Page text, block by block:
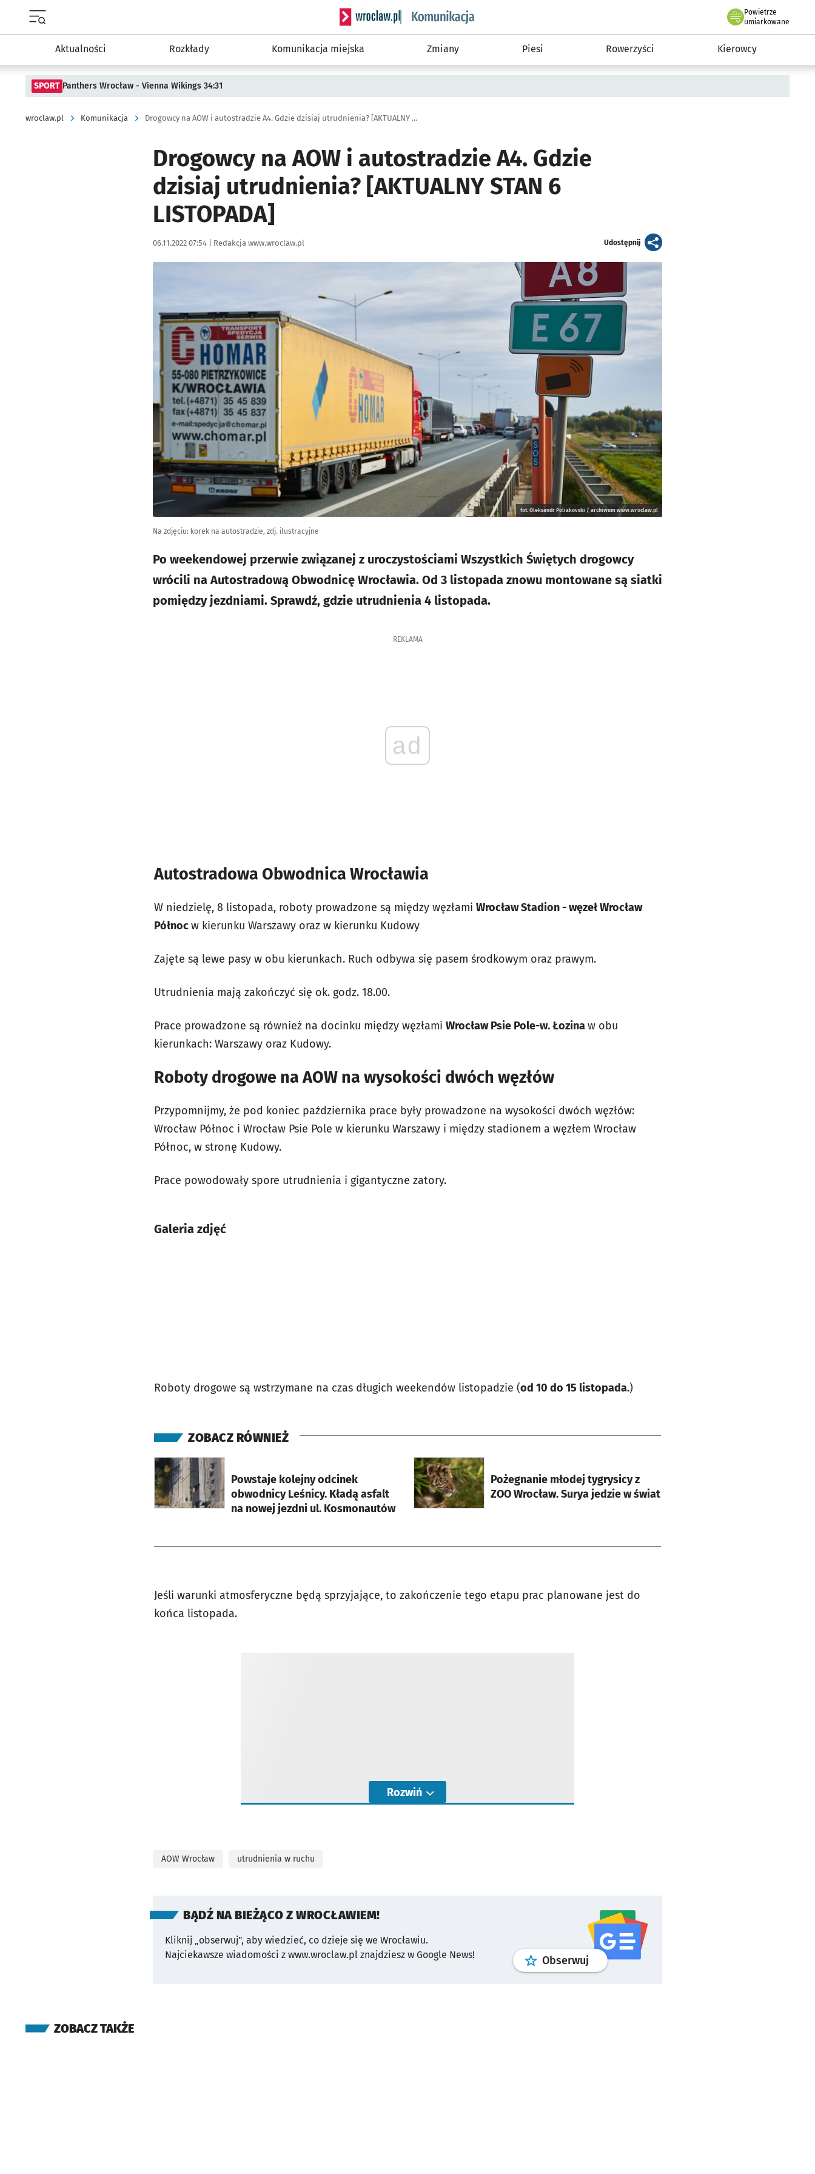
Serwis informacyjny wroclaw.pl podserwis: Komunikacja
Powietrze
we Wrocławiu
umiarkowane
Aktualności Rozkłady Komunikacja miejska Zmiany Piesi Rowerzyści Kierowcy
SPORT Panthers Wrocław - Vienna Wikings 34:31
wroclaw.pl Komunikacja Drogowcy na AOW i autostradzie A4. Gdzie dzisiaj utrudnienia? [AKTUALNY STAN 6 LISTOPADA]
Drogowcy na AOW i autostradzie A4. Gdzie
dzisiaj utrudnienia? [AKTUALNY STAN 6
LISTOPADA]
Data publikacji:
06.11.2022 07:54 | Autor:
Redakcja www.wroclaw.pl Udostępnijartykuł
fot. Oleksandr Poliakovski / archiwum www.wroclaw.pl
Na zdjęciu: korek na autostradzie, zdj. ilustracyjne
Po weekendowej przerwie związanej z uroczystościami Wszystkich Świętych drogowcy
wrócili na Autostradową Obwodnicę Wrocławia. Od 3 listopada znowu montowane są siatki
pomiędzy jezdniami. Sprawdź, gdzie utrudnienia 4 listopada.
REKLAMA
ad
Autostradowa Obwodnica Wrocławia
W niedzielę, 8 listopada, roboty prowadzone są między węzłami Wrocław Stadion - węzeł Wrocław
Północw kierunku Warszawy oraz w kierunku Kudowy
Zajęte są lewe pasy w obu kierunkach. Ruch odbywa się pasem środkowym oraz prawym.
Utrudnienia mają zakończyć się ok. godz. 18.00.
Prace prowadzone są również na docinku między węzłami Wrocław Psie Pole-w. Łozinaw obu
kierunkach: Warszawy oraz Kudowy.
Roboty drogowe na AOW na wysokości dwóch węzłów
Przypomnijmy, że pod koniec października prace były prowadzone na wysokości dwóch węzłów:
Wrocław Północ i Wrocław Psie Pole w kierunku Warszawy i między stadionem a węzłem Wrocław
Północ, w stronę Kudowy.
Prace powodowały spore utrudnienia i gigantyczne zatory.
Galeria zdjęć
Roboty drogowe są wstrzymane na czas długich weekendów listopadzie (od 10 do 15 listopada.)
ZOBACZ RÓWNIEŻ
Powstaje kolejny odcinek
obwodnicy Leśnicy. Kładą asfalt
na nowej jezdni ul. Kosmonautów
otworzy się w nowej karcie
Pożegnanie młodej tygrysicy z
ZOO Wrocław. Surya jedzie w świat
otworzy się w nowej karcie
Jeśli warunki atmosferyczne będą sprzyjające, to zakończenie tego etapu prac planowane jest do
końca listopada.
Rozwiń
AOW Wrocław utrudnienia w ruchu
BĄDŹ NA BIEŻĄCO Z WROCŁAWIEM!
Kliknij „obserwuj”, aby wiedzieć, co dzieje się we Wrocławiu.
Najciekawsze wiadomości z www.wroclaw.pl znajdziesz w Google News!
Obserwuj profilgoogle news
ZOBACZ TAKŻE